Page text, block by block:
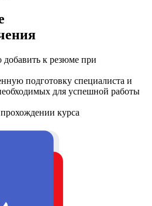
к резюме при
подготовку специалиста и
для успешной работы
курса